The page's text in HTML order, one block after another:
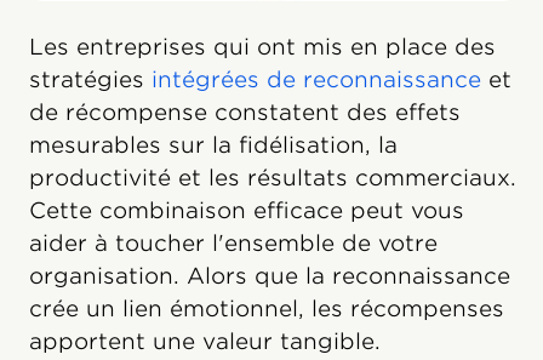
Les entreprises qui ont mis en place des
stratégies intégrées de reconnaissance et
de récompense constatent des effets
mesurables sur la fidélisation, la
productivité et les résultats commerciaux.
Cette combinaison efficace peut vous
aider à toucher l'ensemble de votre
organisation. Alors que la reconnaissance
crée un lien émotionnel, les récompenses
apportent une valeur tangible.